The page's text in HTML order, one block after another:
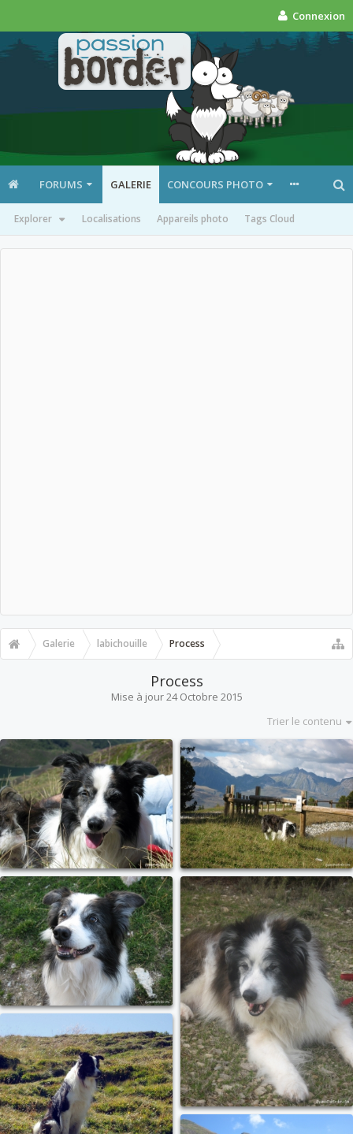
Connexion
FORUMS GALERIE
Explorer Localisations Appareils photo Tags Cloud
CONCOURS PHOTO
Galerie labichouille Process
Process
Mise à jour24 Octobre 2015
Trier le contenu